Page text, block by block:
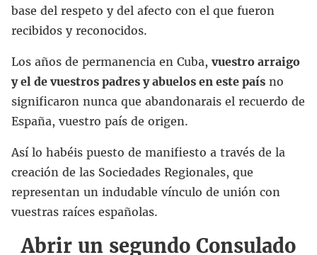
base del respeto y del afecto con el que fueron
recibidos y reconocidos.
Los años de permanencia en Cuba,vuestro arraigo
y el de vuestros padres y abuelos en este país no
significaron nunca que abandonarais el recuerdo de
España, vuestro país de origen.
Así lo habéis puesto de manifiesto a través de la
creación de las Sociedades Regionales, que
representan un indudable vínculo de unión con
vuestras raíces españolas.
Abrir un segundo Consulado